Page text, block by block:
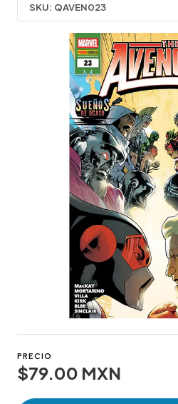
SKU: QAVEN023
PRECIO
$79.00 MXN